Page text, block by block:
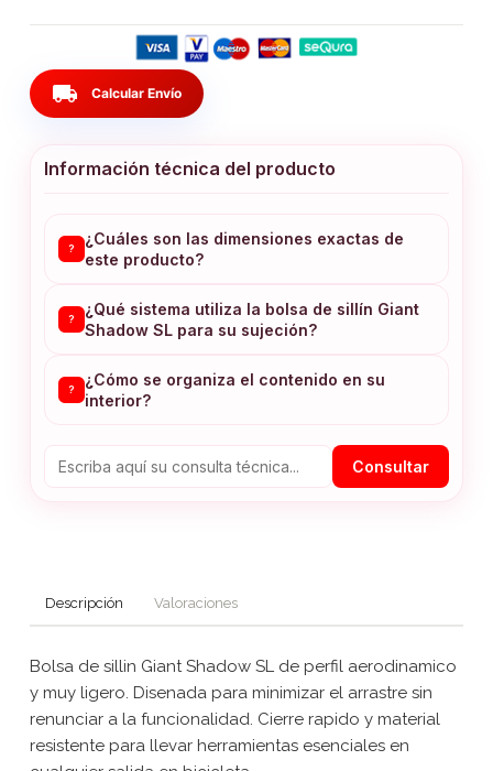
local_shipping Calcular Envío
Información técnica del producto
?
¿Cuáles son las dimensiones exactas de
este producto?
?
¿Qué sistema utiliza la bolsa de sillín Giant
Shadow SL para su sujeción?
?
¿Cómo se organiza el contenido en su
interior?
Consultar
Descripción Valoraciones
Bolsa de sillin Giant Shadow SL de perfil aerodinamico
y muy ligero. Disenada para minimizar el arrastre sin
renunciar a la funcionalidad. Cierre rapido y material
resistente para llevar herramientas esenciales en